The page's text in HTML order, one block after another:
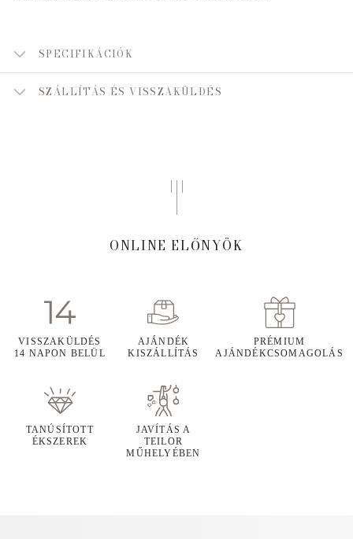
SPECIFIKÁCIÓK
SZÁLLÍTÁS ÉS VISSZAKÜLDÉS
ONLINE ELŐNYÖK
VISSZAKÜLDÉS
14 NAPON BELÜL
AJÁNDÉK
KISZÁLLÍTÁS
PRÉMIUM
AJÁNDÉKCSOMAGOLÁS
TANÚSÍTOTT
ÉKSZEREK
JAVÍTÁS A
TEILOR
MŰHELYÉBEN